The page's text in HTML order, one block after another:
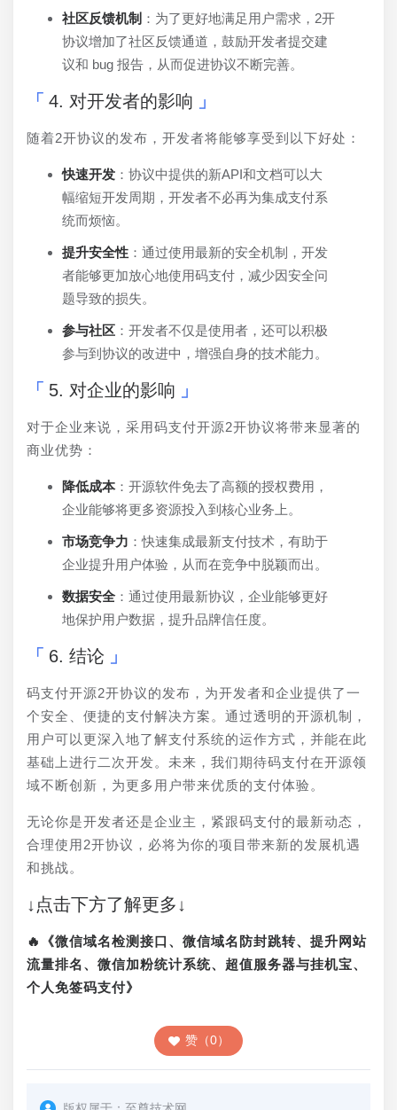
社区反馈机制 ：为了更好地满足用户需求，2开
协议增加了社区反馈通道，鼓励开发者提交建
议和 bug 报告，从而促进协议不断完善。
4. 对开发者的影响
随着2开协议的发布，开发者将能够享受到以下好处：
快速开发 ：协议中提供的新API和文档可以大
幅缩短开发周期，开发者不必再为集成支付系
统而烦恼。
提升安全性 ：通过使用最新的安全机制，开发
者能够更加放心地使用码支付，减少因安全问
题导致的损失。
参与社区 ：开发者不仅是使用者，还可以积极
参与到协议的改进中，增强自身的技术能力。
5. 对企业的影响
对于企业来说，采用码支付开源2开协议将带来显著的
商业优势：
降低成本：开源软件免去了高额的授权费用，
企业能够将更多资源投入到核心业务上。
市场竞争力 ：快速集成最新支付技术，有助于
企业提升用户体验，从而在竞争中脱颖而出。
数据安全：通过使用最新协议，企业能够更好
地保护用户数据，提升品牌信任度。
6. 结论
码支付开源2开协议的发布，为开发者和企业提供了一
个安全、便捷的支付解决方案。通过透明的开源机制，
用户可以更深入地了解支付系统的运作方式，并能在此
基础上进行二次开发。未来，我们期待码支付在开源领
域不断创新，为更多用户带来优质的支付体验。
无论你是开发者还是企业主，紧跟码支付的最新动态，
合理使用2开协议，必将为你的项目带来新的发展机遇
和挑战。
↓点击下方了解更多↓
🔥《微信域名检测接口、微信域名防封跳转、提升网站
流量排名、微信加粉统计系统、超值服务器与挂机宝、
个人免签码支付》
赞（0）